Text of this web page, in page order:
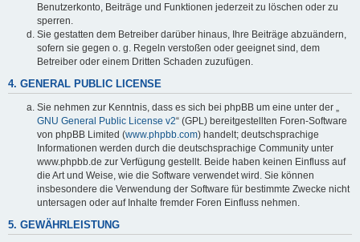
Benutzerkonto, Beiträge und Funktionen jederzeit zu löschen oder zu
sperren.
Sie gestatten dem Betreiber darüber hinaus, Ihre Beiträge abzuändern,
sofern sie gegen o. g. Regeln verstoßen oder geeignet sind, dem
Betreiber oder einem Dritten Schaden zuzufügen.
4. GENERAL PUBLIC LICENSE
Sie nehmen zur Kenntnis, dass es sich bei phpBB um eine unter der „
GNU General Public License v2“ (GPL) bereitgestellten Foren-Software
von phpBB Limited (www.phpbb.com) handelt; deutschsprachige
Informationen werden durch die deutschsprachige Community unter
www.phpbb.de zur Verfügung gestellt. Beide haben keinen Einfluss auf
die Art und Weise, wie die Software verwendet wird. Sie können
insbesondere die Verwendung der Software für bestimmte Zwecke nicht
untersagen oder auf Inhalte fremder Foren Einfluss nehmen.
5. GEWÄHRLEISTUNG